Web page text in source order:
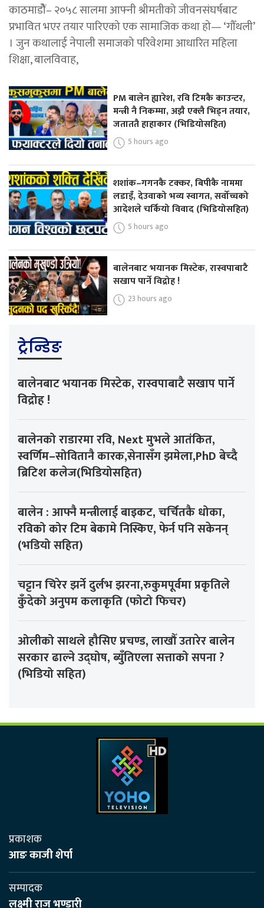
काठमाडोैं– २०५८ सालमा आफ्नी श्रीमतीको जीवनसंघर्षबाट
प्रभावित भएर तयार पारिएको एक सामाजिक कथा हो— ‘गौँथली’
। जुन कथालाई नेपाली समाजको परिवेशमा आधारित महिला
शिक्षा, बालविवाह,
PM बालेन ह्यारेश, रवि टिमकै काउन्टर,
मन्त्री नै निकम्मा, अझै एक्लै भिड्न तयार,
जताततै हाहाकार (भिडियोसहित)
5 hours ago
शशांक–गगनकै टक्कर, बिपीकै नाममा
लडाइँ, देउवाको भव्य स्वागत, सर्वोच्चको
आदेशले चर्कियो विवाद (भिडियोसहित)
5 hours ago
बालेनबाट भयानक मिस्टेक, रास्वपाबाटै
सखाप पार्ने विद्रोह !
23 hours ago
ट्रेन्डिङ
बालेनबाट भयानक मिस्टेक, रास्वपाबाटै सखाप पार्ने
विद्रोह !
बालेनको राडारमा रवि, Next मुभले आतंकित,
स्वर्णिम–सोवितानै कारक,सेनासँग झमेला,PhD बेच्दै
ब्रिटिश कलेज(भिडियोसहित)
बालेन : आफ्नै मन्त्रीलाई बाइकट, चर्चितकै धोका,
रविको कोर टिम बेकामे निस्किए, फेर्न पनि सकेनन्
(भडियो सहित)
चट्टान चिरेर झर्ने दुर्लभ झरना,रुकुमपूर्वमा प्रकृतिले
कुँदेको अनुपम कलाकृति (फोटो फिचर)
ओलीको साथले हौसिए प्रचण्ड, लाखौँ उतारेर बालेन
सरकार ढाल्ने उद्घोष, ब्युँतिएला सत्ताको सपना ?
(भिडियो सहित)
प्रकाशक
आङ काजी शेर्पा
सम्पादक
लक्ष्मी राज भण्डारी